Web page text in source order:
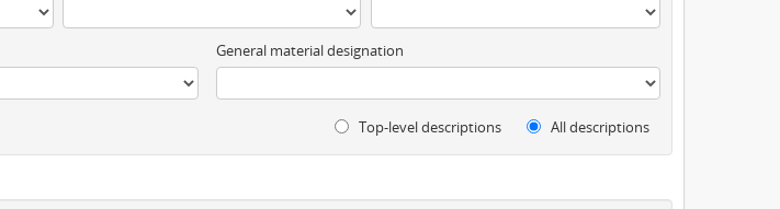
General material designation
Top-level descriptions All descriptions